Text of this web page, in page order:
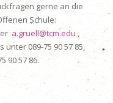
gerne an die
Schule:
a.gruell@tcm.edu ,
089-75 90 57 85,
90 57 86.